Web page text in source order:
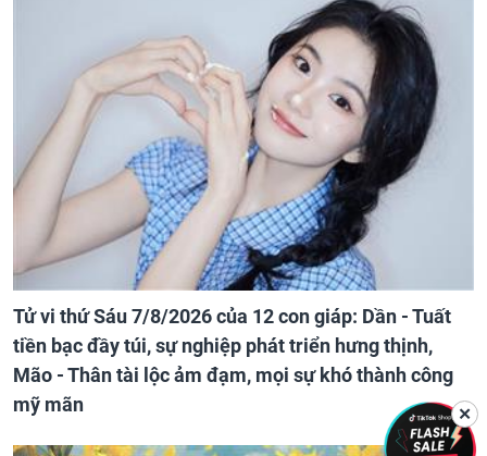
Tử vi thứ Sáu 7/8/2026 của 12 con giáp: Dần - Tuất
tiền bạc đầy túi, sự nghiệp phát triển hưng thịnh,
Mão - Thân tài lộc ảm đạm, mọi sự khó thành công
mỹ mãn
✕